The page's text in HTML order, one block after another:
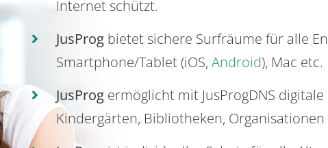
Internet schützt.
JusProgbietet sichere Surfräume für alle
Smartphone/Tablet (iOS, Android), Mac etc.
JusProg ermöglicht mit JusProgDNS
Kindergärten, Bibliotheken, Organisationen